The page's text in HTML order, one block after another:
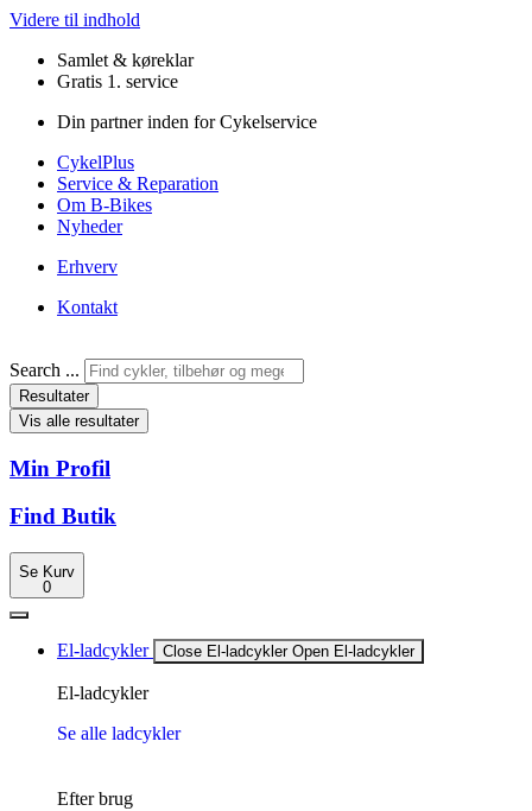
Videre til indhold
Samlet & køreklar
Gratis 1. service
Din partner inden for Cykelservice
CykelPlus
Service & Reparation
Om B-Bikes
Nyheder
Erhverv
Kontakt
Search ...
Resultater
Vis alle resultater
Min Profil
Find Butik
Se Kurv
0
El-ladcykler Close El-ladcykler Open El-ladcykler
El-ladcykler
Se alle ladcykler
Efter brug